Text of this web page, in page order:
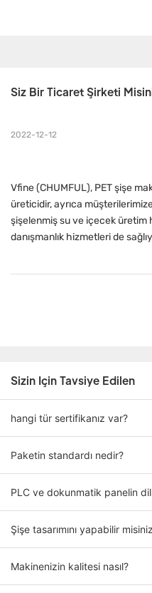
Siz Bir Ticaret Şirketi
2022-12-12
Vfine (CHUMFUL), PET şişe
üreticidir, ayrıca
şişelenmiş su ve içecek üretim
danışmanlık hizmetleri de
Sizin Için Tavsiye Edilen
hangi tür sertifikanız var?
Paketin standardı nedir?
PLC ve dokunmatik panelin
Şişe tasarımını yapabilir
Makinenizin kalitesi nasıl?